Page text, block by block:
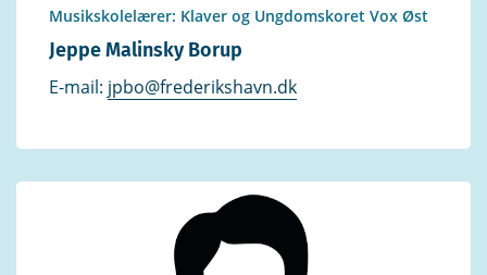
Musikskolelærer: Klaver og Ungdomskoret Vox Øst
Jeppe Malinsky Borup
E-mail: jpbo@frederikshavn.dk